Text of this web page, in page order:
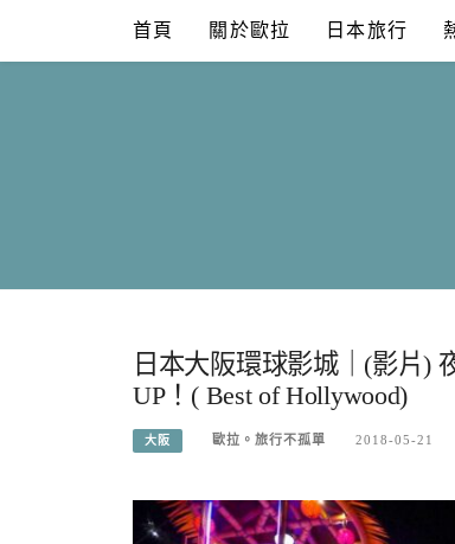
content
首頁 關於歐拉 日本旅行
日本大阪環球影城｜(影片)
UP！( Best of Hollywood)
大阪 歐拉。旅行不孤單 2018-05-21